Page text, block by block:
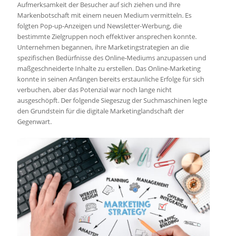
Aufmerksamkeit der Besucher auf sich ziehen und ihre
Markenbotschaft mit einem neuen Medium vermitteln. Es
folgten Pop-up-Anzeigen und Newsletter-Werbung, die
bestimmte Zielgruppen noch effektiver ansprechen konnte.
Unternehmen begannen, ihre Marketingstrategien an die
spezifischen Bedürfnisse des Online-Mediums anzupassen und
maßgeschneiderte Inhalte zu erstellen. Das Online-Marketing
konnte in seinen Anfängen bereits erstaunliche Erfolge für sich
verbuchen, aber das Potenzial war noch lange nicht
ausgeschöpft. Der folgende Siegeszug der Suchmaschinen legte
den Grundstein für die digitale Marketinglandschaft der
Gegenwart.